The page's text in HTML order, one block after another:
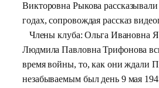
Викторовна Рыкова
годах, сопровождая рассказ
Члены клуба: Ольга Ивановна
Людмила Павловна Трифонова
время войны, то, как они ждали
незабываемым был день 9 мая